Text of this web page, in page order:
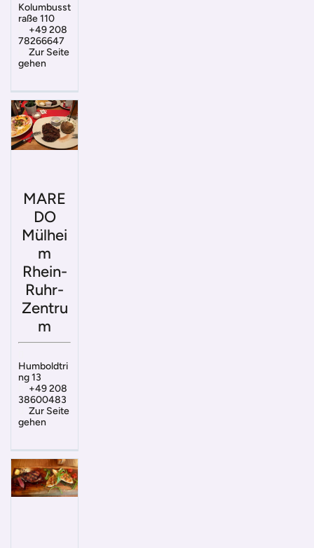
Kolumbusst
raße 110
+49 208
78266647
Zur Seite
gehen
MARE
DO
Mülhei
m
Rhein-
Ruhr-
Zentru
m
Humboldtri
ng 13
+49 208
38600483
Zur Seite
gehen